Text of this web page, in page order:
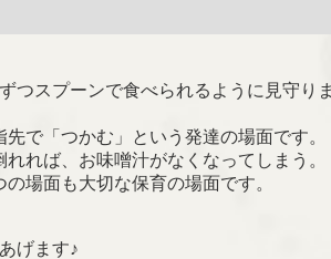
つスプーンで食べられるように見守りま
で「つかむ」という発達の場面です。
れば、お味噌汁がなくなってしまう。
場面も大切な保育の場面です。
げます♪